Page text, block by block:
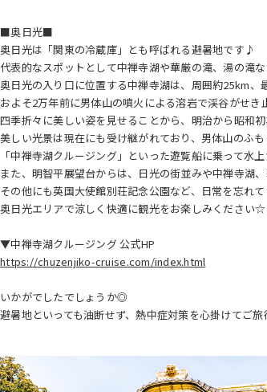
■奥日光■
奥日光は「関東の冷蔵庫」とも呼ばれる避暑地です♪
代表的なスポットとして中禅寺湖や華厳の滝、湯の滝
奥日光の入り口に位置する中禅寺湖は、周囲約25km、
およそ2万年前に男体山の噴火による溶岩で渓谷がせ
四季折々に美しい姿を見せることから、明治から昭和
美しい光景は現在にも受け継がれており、男体山のふ
「中禅寺湖クルージング」といった遊覧船に乗って水
また、明智平展望台からは、日光の街並みや中禅寺湖
その他にも英国大使館別荘記念公園など、日常を忘れ
奥日光エリアで涼しく快適に観光をお楽しみください☆
▼中禅寺湖クルージング 公式HP
https://chuzenjiko-cruise.com/index.html
いかがでしたでしょうか◎
避暑地といっても油断せず、熱中症対策を心掛けてご